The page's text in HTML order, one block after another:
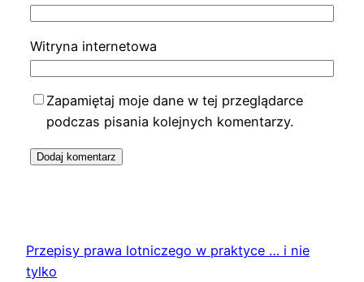
Witryna internetowa
Zapamiętaj moje dane w tej przeglądarce
podczas pisania kolejnych komentarzy.
Przepisy prawa lotniczego w praktyce … i nie
tylko